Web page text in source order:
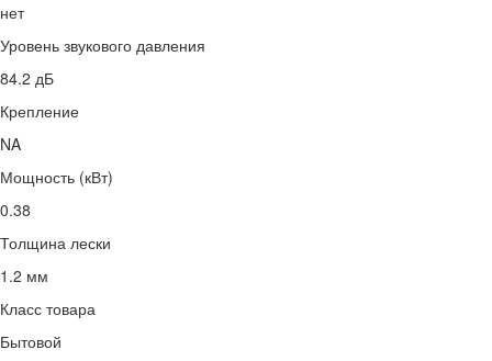
нет
Уровень звукового давления
84.2 дБ
Крепление
NA
Мощность (кВт)
0.38
Толщина лески
1.2 мм
Класс товара
Бытовой